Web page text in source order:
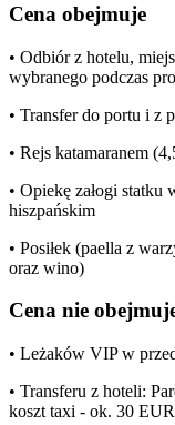
Cena obejmuje
• Odbiór z hotelu,
wybranego podczas
• Transfer do portu i z
• Rejs katamaranem
• Opiekę załogi
hiszpańskim
• Posiłek (paella z
oraz wino)
Cena nie
• Leżaków VIP w
• Transferu z hoteli:
koszt taxi - ok. 30 EUR